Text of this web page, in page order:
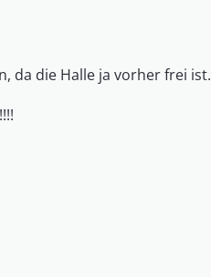
da die Halle ja vorher frei